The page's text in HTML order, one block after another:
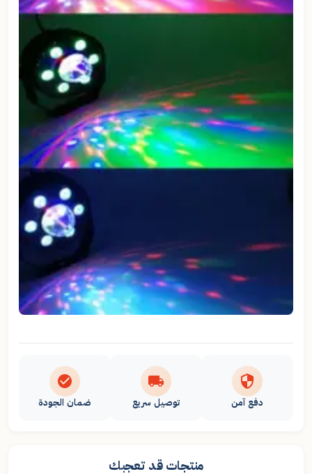
دفع آمن توصيل سريع ضمان الجودة
منتجات قد تعجبك